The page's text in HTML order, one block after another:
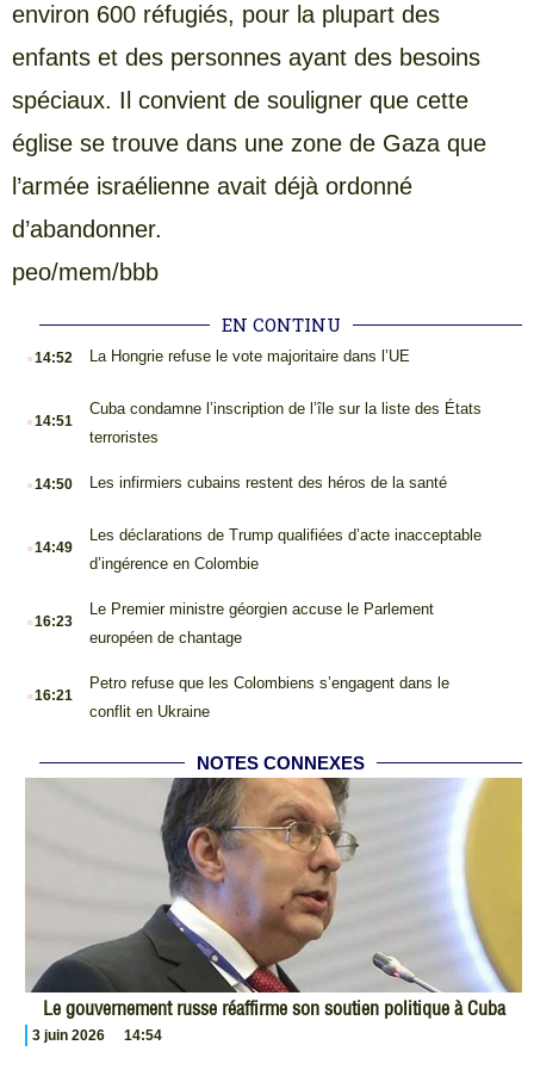
environ 600 réfugiés, pour la plupart des
enfants et des personnes ayant des besoins
spéciaux. Il convient de souligner que cette
église se trouve dans une zone de Gaza que
l’armée israélienne avait déjà ordonné
d’abandonner.
peo/mem/bbb
EN CONTINU
.14:52 La Hongrie refuse le vote majoritaire dans l’UE
.14:51
Cuba condamne l’inscription de l’île sur la liste des États
terroristes
.14:50 Les infirmiers cubains restent des héros de la santé
.14:49
Les déclarations de Trump qualifiées d’acte inacceptable
d’ingérence en Colombie
.16:23
Le Premier ministre géorgien accuse le Parlement
européen de chantage
.16:21
Petro refuse que les Colombiens s’engagent dans le
conflit en Ukraine
NOTES CONNEXES
Le gouvernement russe réaffirme son soutien politique à Cuba
3 juin 2026 14:54